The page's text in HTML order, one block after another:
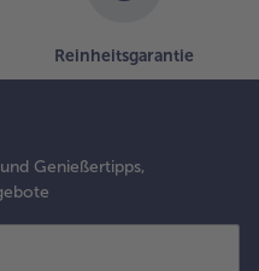
Reinheitsgarantie
Genießertipps,